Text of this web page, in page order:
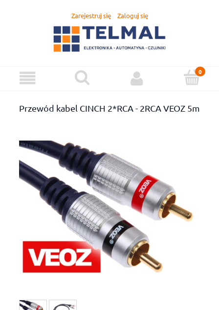
Zarejestruj się Zaloguj się
Przewód kabel CINCH 2*RCA - 2RCA VEOZ 5m